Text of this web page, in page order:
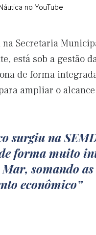
no YouTube
na Secretaria
está sob a gestão
de forma
ampliar o
surgiu na
forma muito
somando
econômico